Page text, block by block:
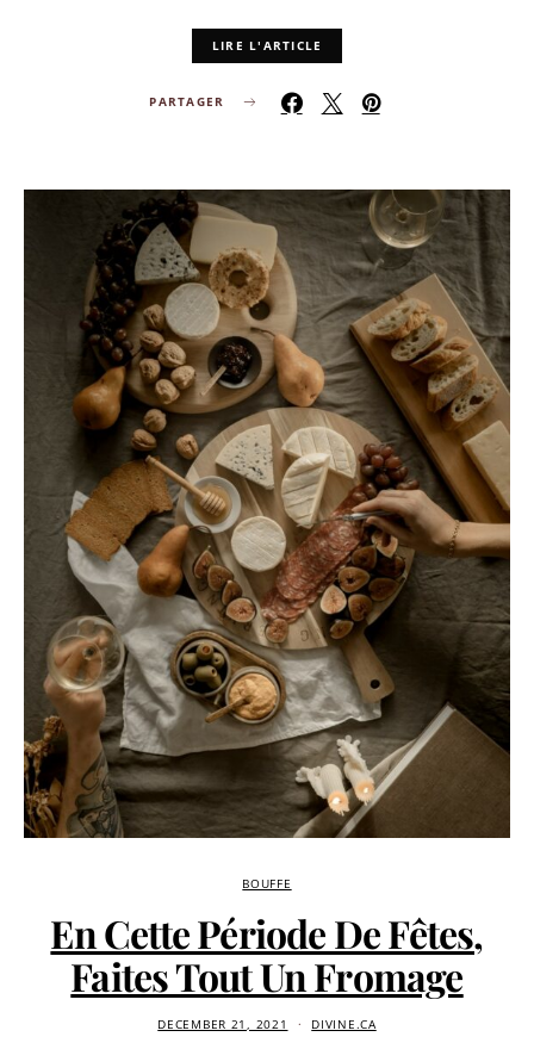
LIRE L'ARTICLE
PARTAGER
BOUFFE
En Cette Période De Fêtes,
Faites Tout Un Fromage
DECEMBER 21, 2021 DIVINE.CA